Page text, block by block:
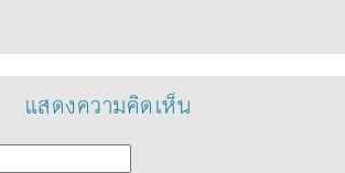
แสดงความคิดเห็น